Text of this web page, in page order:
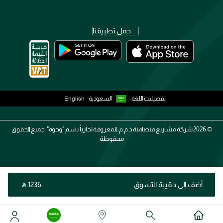
أضف إلى حقيبة التسوق ‎ ⃁ ⁦1236⁩ ‎
حمل تطبيقنا
تفضيلات اللغة: السعودية English
2026 ©شركة مشاريع متضامنة ذ.م.م، المعروفة تجارياً باسم "وجوه". جميع الحقوق
محفوظة